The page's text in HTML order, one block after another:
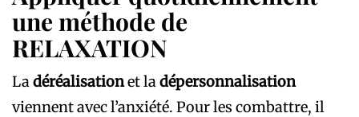
une méthode de
RELAXATION
Ladéréalisationet ladépersonnalisation
viennent avec l’anxiété. Pour les combattre, il